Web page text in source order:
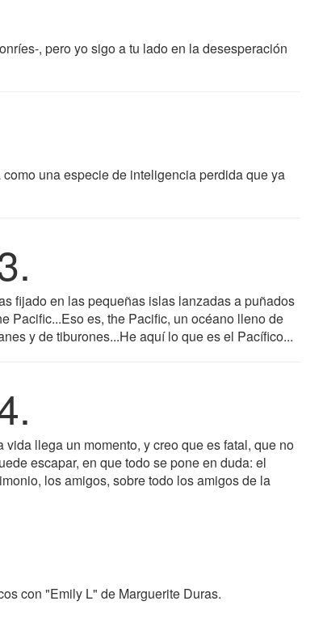
, pero yo sigo a tu lado en la desesperación
una especie de inteligencia perdida que ya
fijado en las pequeñas islas lanzadas a puñados
Pacific...Eso es, the Pacific, un océano lleno de
y de tiburones...He aquí lo que es el Pacífico...
vida llega un momento, y creo que es fatal, que no
escapar, en que todo se pone en duda: el
los amigos, sobre todo los amigos de la
con "Emily L" de Marguerite Duras.